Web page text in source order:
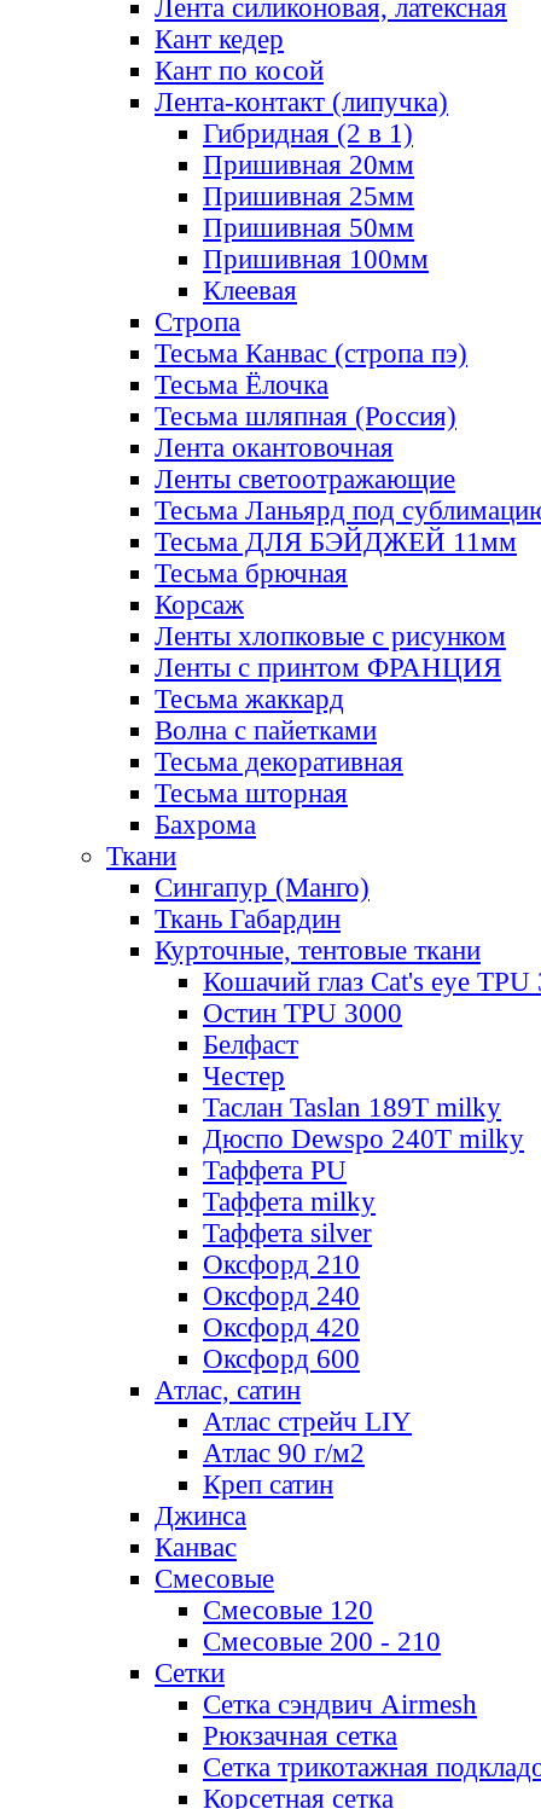
Лента силиконовая, латексная
Кант кедер
Кант по косой
Лента-контакт (липучка)
Гибридная (2 в 1)
Пришивная 20мм
Пришивная 25мм
Пришивная 50мм
Пришивная 100мм
Клеевая
Стропа
Тесьма Канвас (стропа пэ)
Тесьма Ёлочка
Тесьма шляпная (Россия)
Лента окантовочная
Ленты светоотражающие
Тесьма Ланьярд под
Тесьма ДЛЯ БЭЙДЖЕЙ 11мм
Тесьма брючная
Корсаж
Ленты хлопковые с рисунком
Ленты с принтом ФРАНЦИЯ
Тесьма жаккард
Волна с пайетками
Тесьма декоративная
Тесьма шторная
Бахрома
Ткани
Сингапур (Манго)
Ткань Габардин
Курточные, тентовые ткани
Кошачий глаз Cat's eye TPU
Остин TPU 3000
Белфаст
Честер
Таслан Taslan 189T milky
Дюспо Dewspo 240T milky
Таффета PU
Таффета milky
Таффета silver
Оксфорд 210
Оксфорд 240
Оксфорд 420
Оксфорд 600
Атлас, сатин
Атлас стрейч LIY
Атлас 90 г/м2
Креп сатин
Джинса
Канвас
Смесовые
Смесовые 120
Смесовые 200 - 210
Сетки
Сетка сэндвич Airmesh
Рюкзачная сетка
Сетка трикотажная
Корсетная сетка